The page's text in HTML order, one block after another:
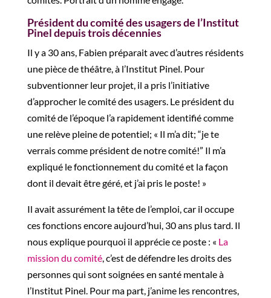
Président du comité des usagers de l’Institut
Pinel depuis trois décennies
Il y a 30 ans, Fabien préparait avec d’autres résidents
une pièce de théâtre,à l’Institut Pinel. Pour
subventionner leur projet, il a pris l’initiative
d’approcher le comité des usagers. Le président du
comité de l’époque l’a rapidement identifié comme
une relève pleine de potentiel; « Il m’a dit; “je te
verrais comme président de notre comité!” Il m’a
expliqué le fonctionnement du comité et la façon
dont il devait être géré, et j’ai pris le poste! »
Il avait assurément la tête de l’emploi, car il occupe
ces fonctions encore aujourd’hui, 30 ans plus tard. Il
nous explique pourquoi il apprécie ce poste : « La
mission du comité, c’est de défendre les droits des
personnes qui sont soignées en santé mentale à
l’Institut Pinel. Pour ma part, j’anime les rencontres,